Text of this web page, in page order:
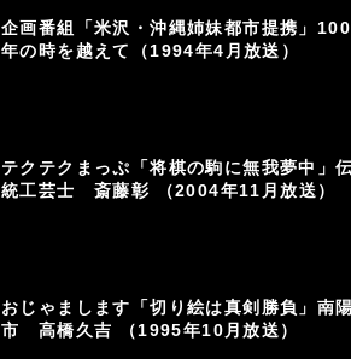
企画番組「米沢・沖縄姉妹都市提携」100
年の時を越えて（1994年4月放送）
テクテクまっぷ「将棋の駒に無我夢中」
統工芸士 斎藤彰 （2004年11月放送）
おじゃまします「切り絵は真剣勝負」南
市 高橋久吉 （1995年10月放送）